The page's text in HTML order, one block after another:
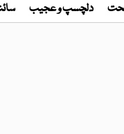
دلچسپ و عجیب